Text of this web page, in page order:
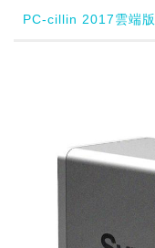
PC-cillin 2017雲端版